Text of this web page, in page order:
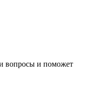
вопросы и поможет